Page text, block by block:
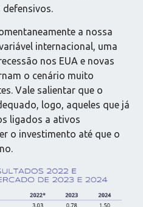
a nossa
internacional, uma
nos EUA e novas
o cenário muito
Vale salientar que o
logo, aqueles que já
ligados a ativos
o investimento até que o